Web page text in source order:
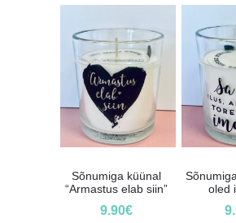
Sõnumiga küünal
“Armastus elab siin”
9.90€
oled